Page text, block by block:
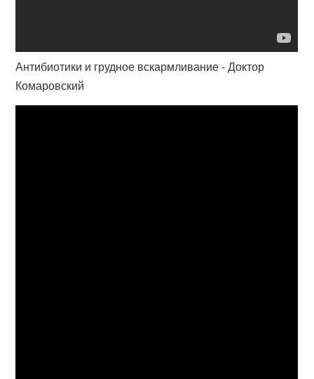
Антибиотики и грудное вскармливание - Доктор
Комаровский